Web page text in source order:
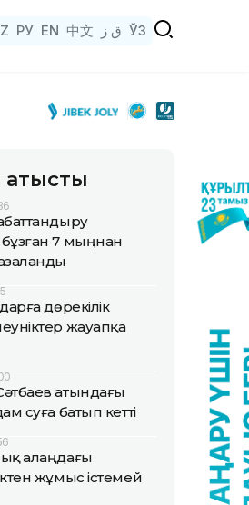
РУ EN 中文 ق ز ЎЗ
қатысты
7 мыңнан
дөрекілік
жауапқа
атындағы
суға батып кетті
алаңдағы
жұмыс істемей